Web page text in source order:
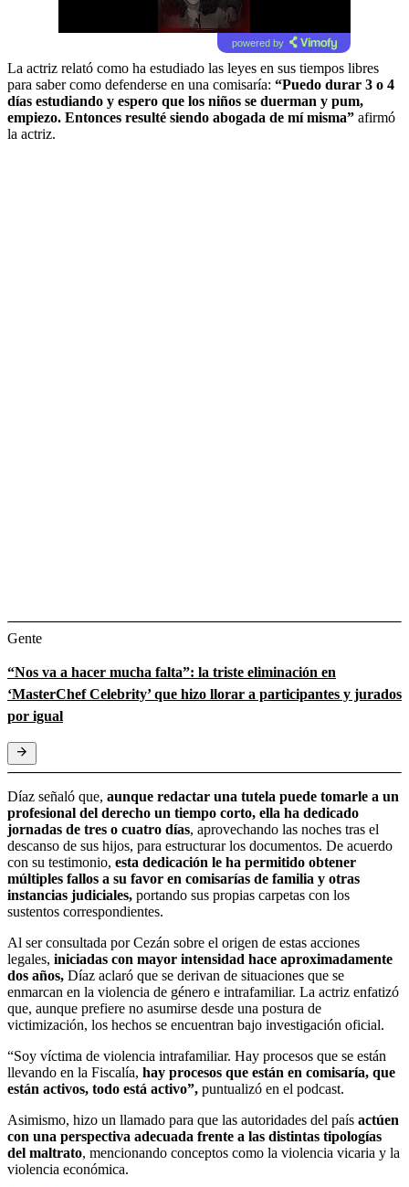
powered by
La actriz relató como ha estudiado las leyes en sus tiempos libres
para saber como defenderse en una comisaría: “Puedo durar 3 o 4
días estudiando y espero que los niños se duerman y pum,
empiezo. Entonces resulté siendo abogada de mí misma” afirmó
la actriz.
Gente
“Nos va a hacer mucha falta”: la triste eliminación en
‘MasterChef Celebrity’ que hizo llorar a participantes y jurados
por igual
Díaz señaló que, aunque redactar una tutela puede tomarle a un
profesional del derecho un tiempo corto, ella ha dedicado
jornadas de tres o cuatro días, aprovechando las noches tras el
descanso de sus hijos, para estructurar los documentos. De acuerdo
con su testimonio, esta dedicación le ha permitido obtener
múltiples fallos a su favor en comisarías de familia y otras
instancias judiciales, portando sus propias carpetas con los
sustentos correspondientes.
Al ser consultada por Cezán sobre el origen de estas acciones
legales, iniciadas con mayor intensidad hace aproximadamente
dos años, Díaz aclaró que se derivan de situaciones que se
enmarcan en la violencia de género e intrafamiliar. La actriz enfatizó
que, aunque prefiere no asumirse desde una postura de
victimización, los hechos se encuentran bajo investigación oficial.
“Soy víctima de violencia intrafamiliar. Hay procesos que se están
llevando en la Fiscalía, hay procesos que están en comisaría, que
están activos, todo está activo”, puntualizó en el podcast.
Asimismo, hizo un llamado para que las autoridades del país actúen
con una perspectiva adecuada frente a las distintas tipologías
del maltrato, mencionando conceptos como la violencia vicaria y la
violencia económica.